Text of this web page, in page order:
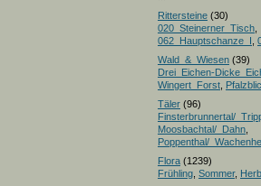
Rittersteine (30)
020_Steinerner_Tisch
062_Hauptschanze_I
Wald_&_Wiesen (39)
Drei_Eichen-
Wingert_Forst
Täler (96)
Finsterbrunnertal/
Moosbachtal/_Dahn
Poppenthal/
Flora (1239)
Frühling Sommer,